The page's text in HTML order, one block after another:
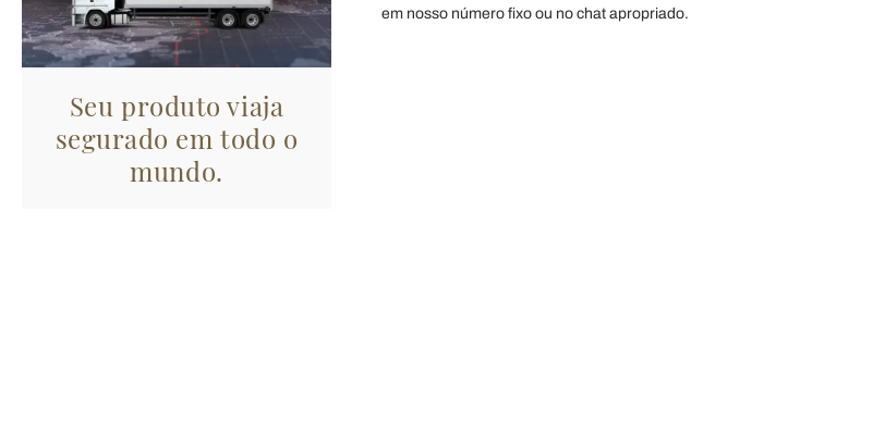
Seu produto viaja
segurado em todo o
mundo.
em nosso número fixo ou no chat apropriado.